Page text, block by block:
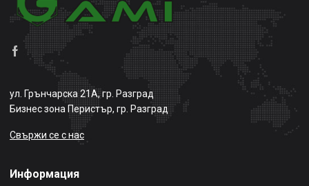
ул. Грънчарска 21А, гр. Разград
Бизнес зона Перистър, гр. Разград
Свържи се с нас
Информация